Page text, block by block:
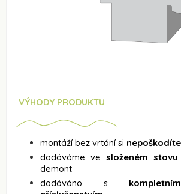
VÝHODY PRODUKTU
montáží bez vrtání si
dodáváme vesloženém stavu
demont
dodáváno s